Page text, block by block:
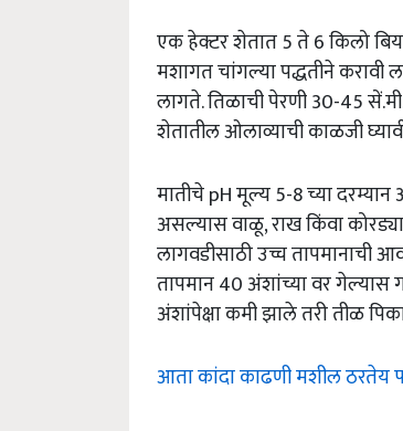
एक हेक्टर शेतात 5 ते 6 किलो
मशागत चांगल्या पद्धतीने करावी
लागते. तिळाची पेरणी 30-45
शेतातील ओलाव्याची काळजी
मातीचे pH मूल्य 5-8 च्या
असल्यास वाळू, राख किंवा
लागवडीसाठी उच्च तापमानाची
तापमान 40 अंशांच्या वर गेल्यास
अंशांपेक्षा कमी झाले तरी तीळ
आता कांदा काढणी मशील ठरतेय